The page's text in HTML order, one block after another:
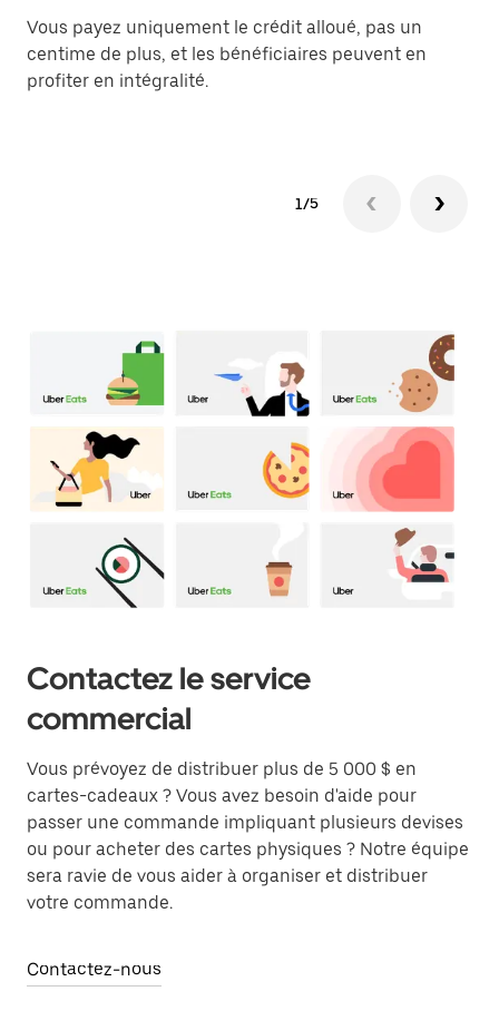
Vous payez uniquement le crédit alloué, pas un
centime de plus, et les bénéficiaires peuvent en
profiter en intégralité.
1/5
Contactez le service
commercial
Vous prévoyez de distribuer plus de 5 000 $ en
cartes-cadeaux ? Vous avez besoin d'aide pour
passer une commande impliquant plusieurs devises
ou pour acheter des cartes physiques ? Notre équipe
sera ravie de vous aider à organiser et distribuer
votre commande.
Contactez-nous